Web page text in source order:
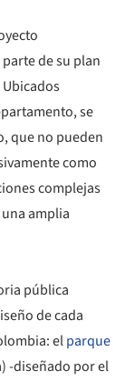
de su plan
se
que no pueden
como
complejas
amplia
pública
de cada
elparque
-diseñado por el